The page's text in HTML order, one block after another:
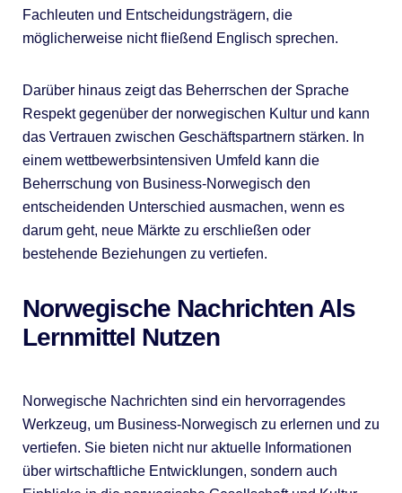
Fachleuten und Entscheidungsträgern, die
möglicherweise nicht fließend Englisch sprechen.
Darüber hinaus zeigt das Beherrschen der Sprache
Respekt gegenüber der norwegischen Kultur und kann
das Vertrauen zwischen Geschäftspartnern stärken. In
einem wettbewerbsintensiven Umfeld kann die
Beherrschung von Business-Norwegisch den
entscheidenden Unterschied ausmachen, wenn es
darum geht, neue Märkte zu erschließen oder
bestehende Beziehungen zu vertiefen.
Norwegische Nachrichten Als
Lernmittel Nutzen
Norwegische Nachrichten sind ein hervorragendes
Werkzeug, um Business-Norwegisch zu erlernen und zu
vertiefen. Sie bieten nicht nur aktuelle Informationen
über wirtschaftliche Entwicklungen, sondern auch